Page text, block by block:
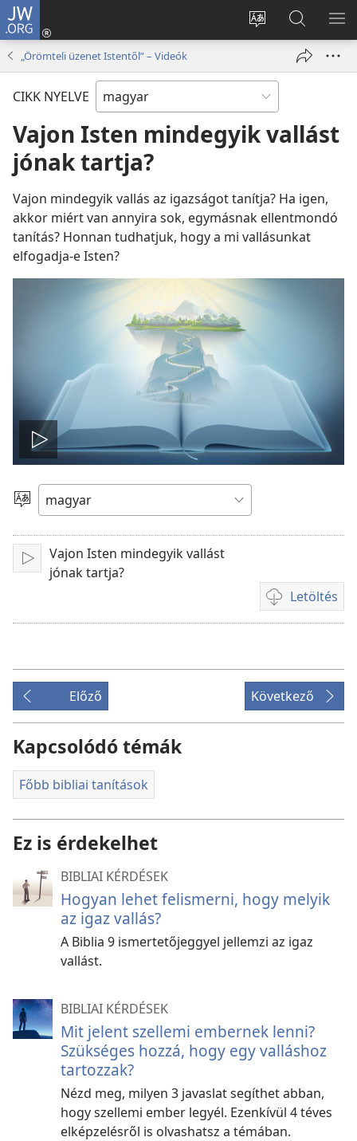
JW.ORG
Oldal
nyelvének
megváltoztatása
Bejelentkezés
(opens
Keresés
a jw.org
honlapon
„Örömteli üzenet Istentől” – Videók
CIKK NYELVE
Vajon Isten mindegyik vallást
jónak tartja?
Vajon mindegyik vallás az igazságot tanítja? Ha igen,
akkor miért van annyira sok, egymásnak ellentmondó
tanítás? Honnan tudhatjuk, hogy a mi vallásunkat
elfogadja-e Isten?
Videólejátszás
Nyelv
Lejátszás
Vajon Isten mindegyik vallást
jónak tartja?
Letöltés
Videóletöltési
lehetőségek
Előző Következő
Kapcsolódó témák
Főbb bibliai tanítások
Ez is érdekelhet
BIBLIAI KÉRDÉSEK
Hogyan lehet felismerni, hogy melyik
az igaz vallás?
A Biblia 9 ismertetőjeggyel jellemzi az igaz
vallást.
BIBLIAI KÉRDÉSEK
Mit jelent szellemi embernek lenni?
Szükséges hozzá, hogy egy valláshoz
tartozzak?
Nézd meg, milyen 3 javaslat segíthet abban,
hogy szellemi ember legyél. Ezenkívül 4 téves
elképzelésről is olvashatsz a témában.